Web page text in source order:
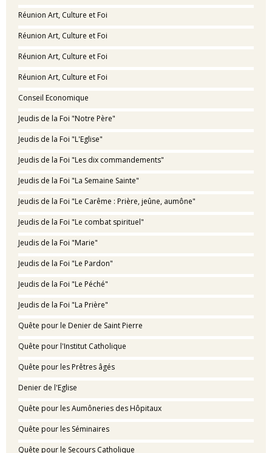
Réunion Art, Culture et Foi
Réunion Art, Culture et Foi
Réunion Art, Culture et Foi
Réunion Art, Culture et Foi
Conseil Economique
Jeudis de la Foi "Notre Père"
Jeudis de la Foi "L'Eglise"
Jeudis de la Foi "Les dix commandements"
Jeudis de la Foi "La Semaine Sainte"
Jeudis de la Foi "Le Carême : Prière, jeûne, aumône"
Jeudis de la Foi "Le combat spirituel"
Jeudis de la Foi "Marie"
Jeudis de la Foi "Le Pardon"
Jeudis de la Foi "Le Péché"
Jeudis de la Foi "La Prière"
Quête pour le Denier de Saint Pierre
Quête pour l'Institut Catholique
Quête pour les Prêtres âgés
Denier de l'Eglise
Quête pour les Aumôneries des Hôpitaux
Quête pour les Séminaires
Quête pour le Secours Catholique